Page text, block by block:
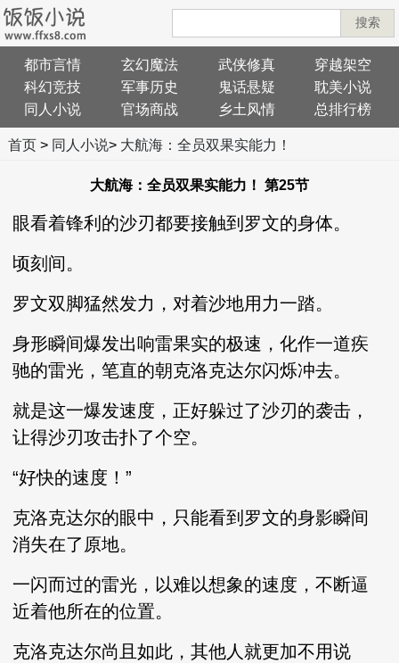
搜索
都市言情 玄幻魔法 武侠修真
穿越架空
科幻竞技
军事历史 鬼话悬疑
耽美小说
同人小说
官场商战 乡土风情 总排行榜
首页> 同人小说> 大航海：全员双果实能力！
大航海：全员双果实能力！ 第25节
眼看着锋利的沙刃都要接触到罗文的身体。
顷刻间。
罗文双脚猛然发力，对着沙地用力一踏。
身形瞬间爆发出响雷果实的极速，化作一道疾
驰的雷光，笔直的朝克洛克达尔闪烁冲去。
就是这一爆发速度，正好躲过了沙刃的袭击，
让得沙刃攻击扑了个空。
“好快的速度！”
克洛克达尔的眼中，只能看到罗文的身影瞬间
消失在了原地。
一闪而过的雷光，以难以想象的速度，不断逼
近着他所在的位置。
克洛克达尔尚且如此，其他人就更加不用说